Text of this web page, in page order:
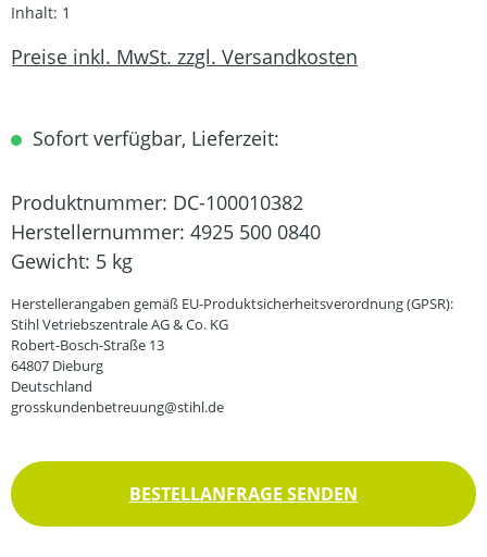
Inhalt: 1
Preise inkl. MwSt. zzgl. Versandkosten
Sofort verfügbar, Lieferzeit:
Produktnummer: DC-100010382
Herstellernummer: 4925 500 0840
Gewicht: 5 kg
Herstellerangaben gemäß EU-Produktsicherheitsverordnung (GPSR):
Stihl Vetriebszentrale AG & Co. KG
Robert-Bosch-Straße 13
64807 Dieburg
Deutschland
grosskundenbetreuung@stihl.de
BESTELLANFRAGE SENDEN